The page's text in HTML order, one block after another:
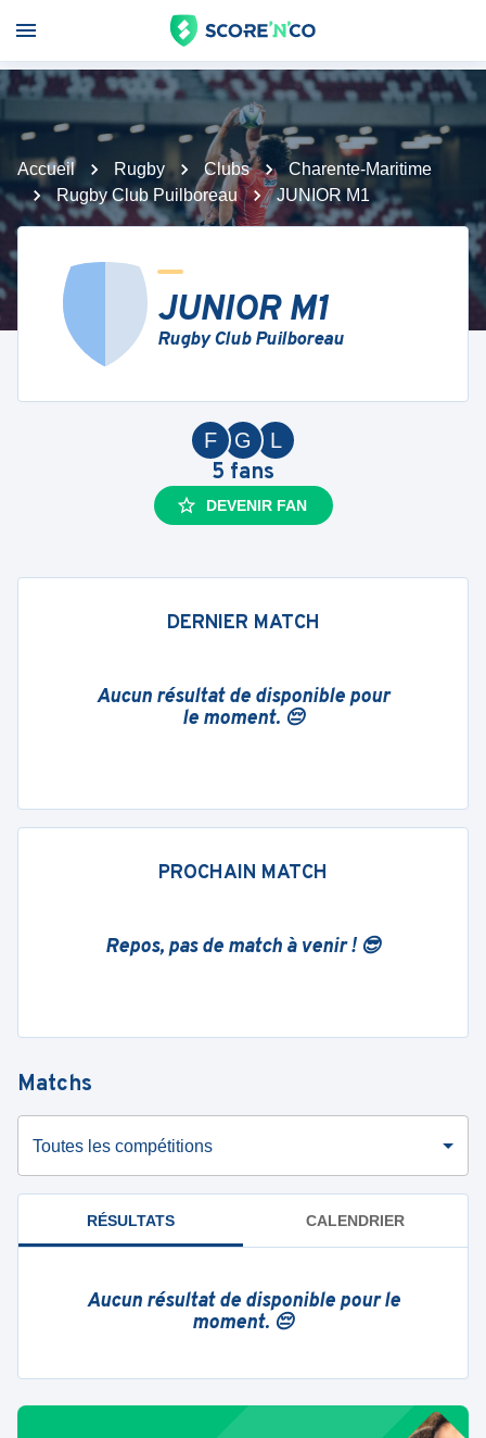
Accueil Rugby Clubs
Charente-Maritime
Rugby Club Puilboreau
JUNIOR M1
JUNIOR M1
Rugby Club Puilboreau
L
G
F
5 fans
DEVENIR FAN
DERNIER MATCH
Aucun résultat de disponible pour
le moment. 😔
PROCHAIN MATCH
Repos, pas de match à venir ! 😎
Matchs
Toutes les compétitions
RÉSULTATS CALENDRIER
Aucun résultat de disponible pour le
moment. 😔